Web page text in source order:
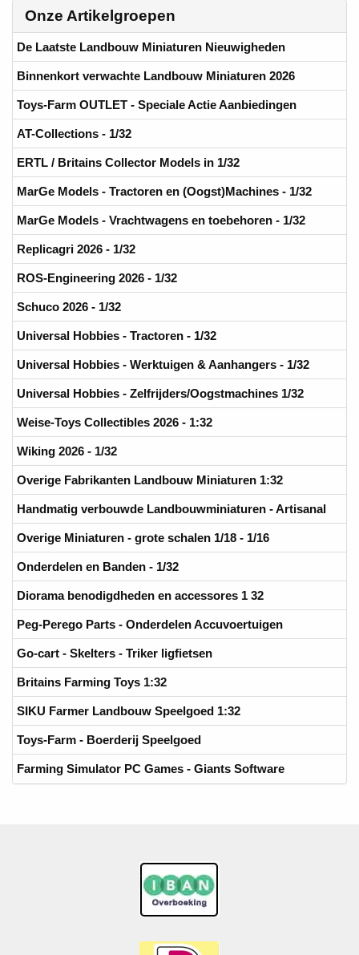
Onze Artikelgroepen
De Laatste Landbouw Miniaturen Nieuwigheden
Binnenkort verwachte Landbouw Miniaturen 2026
Toys-Farm OUTLET - Speciale Actie Aanbiedingen
AT-Collections - 1/32
ERTL / Britains Collector Models in 1/32
MarGe Models - Tractoren en (Oogst)Machines - 1/32
MarGe Models - Vrachtwagens en toebehoren - 1/32
Replicagri 2026 - 1/32
ROS-Engineering 2026 - 1/32
Schuco 2026 - 1/32
Universal Hobbies - Tractoren - 1/32
Universal Hobbies - Werktuigen & Aanhangers - 1/32
Universal Hobbies - Zelfrijders/Oogstmachines 1/32
Weise-Toys Collectibles 2026 - 1:32
Wiking 2026 - 1/32
Overige Fabrikanten Landbouw Miniaturen 1:32
Handmatig verbouwde Landbouwminiaturen - Artisanal
Overige Miniaturen - grote schalen 1/18 - 1/16
Onderdelen en Banden - 1/32
Diorama benodigdheden en accessores 1 32
Peg-Perego Parts - Onderdelen Accuvoertuigen
Go-cart - Skelters - Triker ligfietsen
Britains Farming Toys 1:32
SIKU Farmer Landbouw Speelgoed 1:32
Toys-Farm - Boerderij Speelgoed
Farming Simulator PC Games - Giants Software